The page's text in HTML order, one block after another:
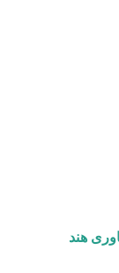
هند